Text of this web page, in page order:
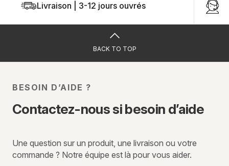
Livraison | 3-12 jours ouvrés
BACK TO TOP
BESOIN D’AIDE ?
Contactez-nous si besoin d’aide
Une question sur un produit, une livraison ou votre
commande ? Notre équipe est là pour vous aider.